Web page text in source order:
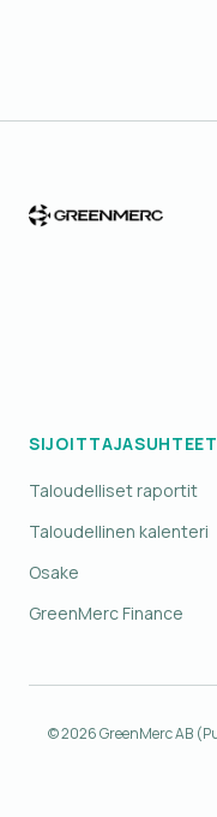
SIJOITTAJASUHTEET
Taloudelliset raportit
Taloudellinen kalenteri
Osake
GreenMerc Finance
© 2026 GreenMerc AB